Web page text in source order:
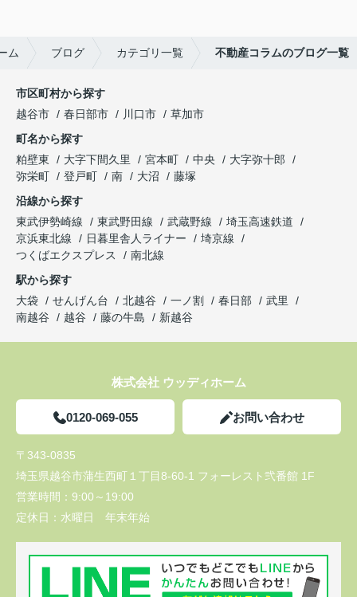
ム ブログ カテゴリ一覧 不動産コラムのブログ一覧
市区町村から探す
越谷市
春日部市 川口市
草加市
町名から探す
粕壁東
大字下間久里 宮本町 中央
大字弥十郎
弥栄町
登戸町 南 大沼
藤塚
沿線から探す
東武伊勢崎線
東武野田線 武蔵野線
埼玉高速鉄道
京浜東北線
日暮里舎人ライナー
埼京線
つくばエクスプレス
南北線
駅から探す
大袋
せんげん台 北越谷 一ノ割 春日部
武里
南越谷
越谷 藤の牛島 新越谷
株式会社 ウッディホーム
0120-069-055 お問い合わせ
〒343-0835
埼玉県越谷市蒲生西町１丁目8-60-1 フォーレスト弐番館 1F
営業時間： 9:00～19:00
定休日： 水曜日 年末年始